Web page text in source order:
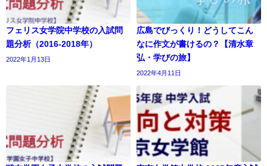
フェリス女学院中学校の入試問
題分析（2016-2018年）
2022年1月13日
広島でびっくり！どうしてこん
なに作文が書けるの？【清水章
弘・学びの旅】
2022年4月11日